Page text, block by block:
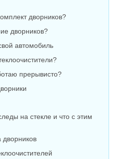
дворников?
дворников?
автомобиль
прерывисто?
на стекле и что с этим